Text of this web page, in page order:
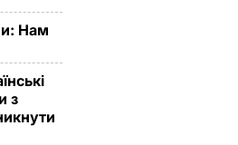
Нам
з